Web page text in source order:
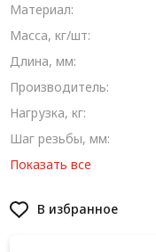
Материал:
Масса, кг/шт:
Длина, мм:
Производитель:
Нагрузка, кг:
Шаг резьбы, мм:
Показать все
В избранное